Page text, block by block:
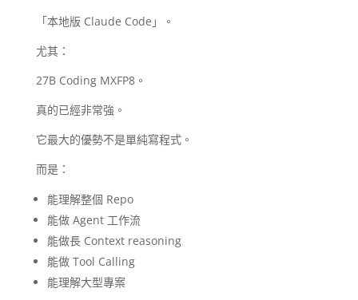
「本地版 Claude Code」。
尤其：
27B Coding MXFP8。
真的已經非常強。
它最大的優勢不是單純寫程式。
而是：
能理解整個 Repo
能做 Agent 工作流
能做長 Context reasoning
能做 Tool Calling
能理解大型專案